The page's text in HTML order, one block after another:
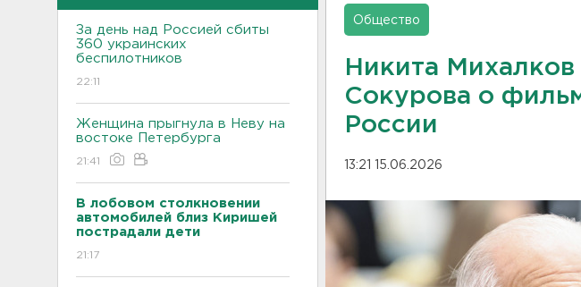
За день над Россией сбиты
360 украинских
беспилотников
22:11
Женщина прыгнула в Неву на
востоке Петербурга
21:41
В лобовом столкновении
автомобилей близ Киришей
пострадали дети
21:17
Общество
Никита Михалков
Сокурова о
России
13:21 15.06.2026